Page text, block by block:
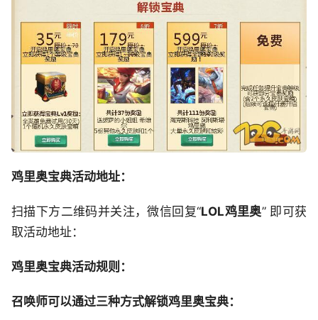
鸡里奥宝典活动地址：
扫描下方二维码并关注，微信回复“LOL鸡里奥” 即可获
取活动地址：
鸡里奥宝典活动规则：
召唤师可以通过三种方式解锁鸡里奥宝典：